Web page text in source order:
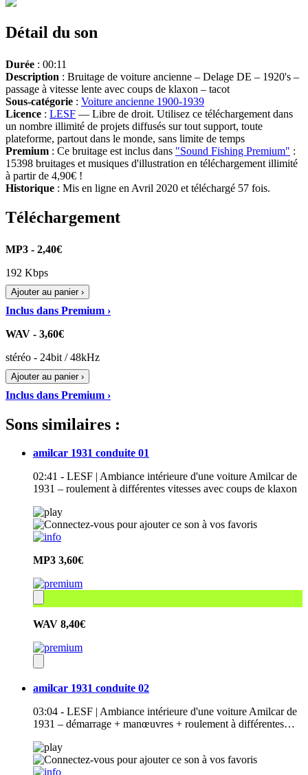
Détail du son
Durée : 00:11
Description : Bruitage de voiture ancienne – Delage DE – 1920's –
passage à vitesse lente avec coups de klaxon – tacot
Sous-catégorie : Voiture ancienne 1900-1939
Licence : LESF — Libre de droit. Utilisez ce téléchargement dans
un nombre illimité de projets diffusés sur tout support, toute
plateforme, partout dans le monde, sans limite de temps
Premium : Ce bruitage est inclus dans "Sound Fishing Premium" :
15398 bruitages et musiques d'illustration en téléchargement illimité
à partir de 4,90€ !
Historique : Mis en ligne en Avril 2020 et téléchargé 57 fois.
Téléchargement
MP3 - 2,40€
192 Kbps
Ajouter au panier ›
Inclus dans Premium ›
WAV - 3,60€
stéréo - 24bit / 48kHz
Ajouter au panier ›
Inclus dans Premium ›
Sons similaires :
amilcar 1931 conduite 01
02:41 - LESF | Ambiance intérieure d'une voiture Amilcar de
1931 – roulement à différentes vitesses avec coups de klaxon
MP3 3,60€
WAV 8,40€
amilcar 1931 conduite 02
03:04 - LESF | Ambiance intérieure d'une voiture Amilcar de
1931 – démarrage + manœuvres + roulement à différentes…